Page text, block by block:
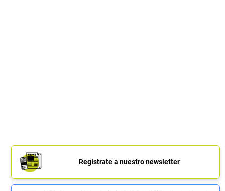
Regístrate a nuestro newsletter